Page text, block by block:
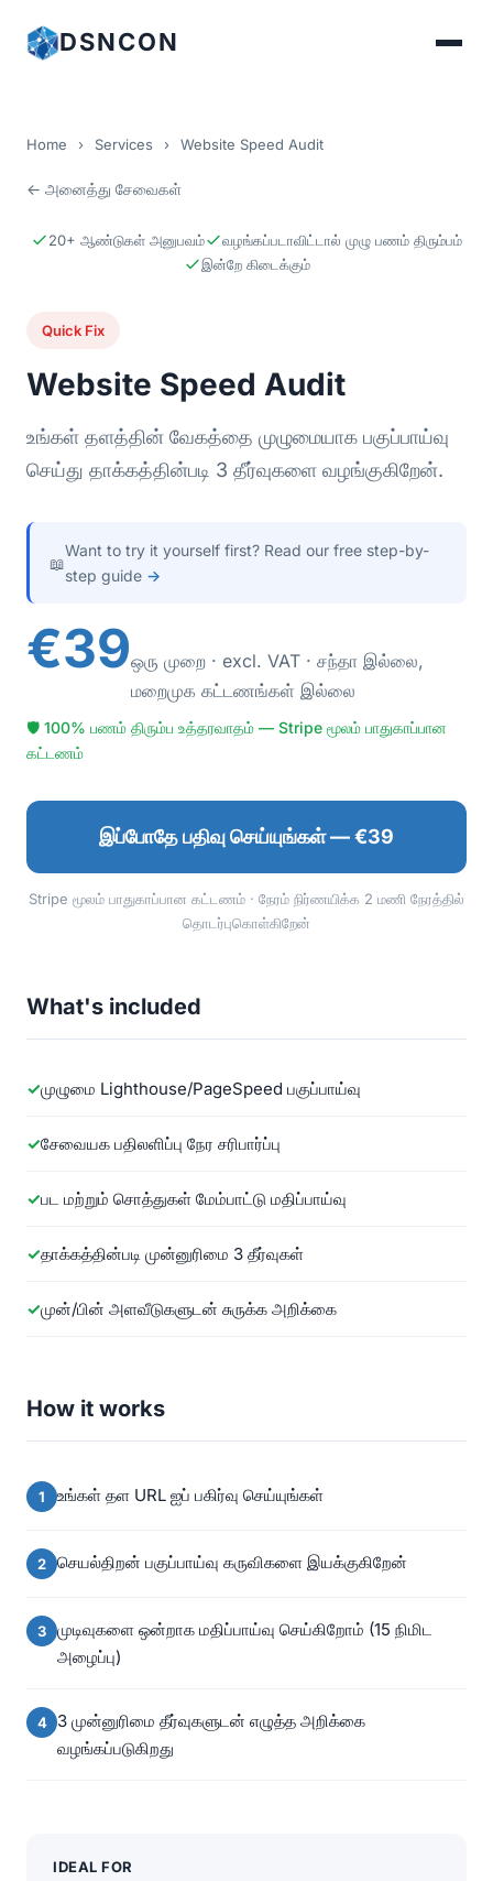
DSNCON
Home › Services › Website Speed Audit
← அனைத்து சேவைகள்
20+ ஆண்டுகள் அனுபவம்
வழங்கப்படாவிட்டால் முழு பணம் திரும்பம்
இன்றே கிடைக்கும்
Quick Fix
Website Speed Audit
உங்கள் தளத்தின் வேகத்தை முழுமையாக பகுப்பாய்வு
செய்து தாக்கத்தின்படி 3 தீர்வுகளை வழங்குகிறேன்.
📖
Want to try it yourself first? Read our free step-by-
step guide →
€39ஒரு முறை · excl. VAT · சந்தா இல்லை,
மறைமுக கட்டணங்கள் இல்லை
🛡 100% பணம் திரும்ப உத்தரவாதம் — Stripe மூலம் பாதுகாப்பான
கட்டணம்
இப்போதே பதிவு செய்யுங்கள் — €39
Stripe மூலம் பாதுகாப்பான கட்டணம் · நேரம் நிர்ணயிக்க 2 மணி நேரத்தில்
தொடர்புகொள்கிறேன்
What's included
முழுமை Lighthouse/PageSpeed பகுப்பாய்வு
சேவையக பதிலளிப்பு நேர சரிபார்ப்பு
பட மற்றும் சொத்துகள் மேம்பாட்டு மதிப்பாய்வு
தாக்கத்தின்படி முன்னுரிமை 3 தீர்வுகள்
முன்/பின் அளவீடுகளுடன் சுருக்க அறிக்கை
How it works
உங்கள் தள URL ஐப் பகிர்வு செய்யுங்கள்
செயல்திறன் பகுப்பாய்வு கருவிகளை இயக்குகிறேன்
முடிவுகளை ஒன்றாக மதிப்பாய்வு செய்கிறோம் (15 நிமிட
அழைப்பு)
3 முன்னுரிமை தீர்வுகளுடன் எழுத்த அறிக்கை
வழங்கப்படுகிறது
IDEAL FOR